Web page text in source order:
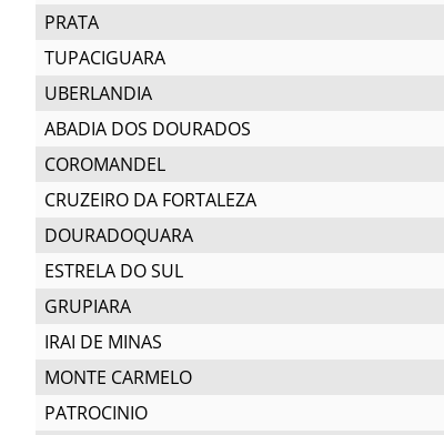
PRATA
TUPACIGUARA
UBERLANDIA
ABADIA DOS DOURADOS
COROMANDEL
CRUZEIRO DA FORTALEZA
DOURADOQUARA
ESTRELA DO SUL
GRUPIARA
IRAI DE MINAS
MONTE CARMELO
PATROCINIO